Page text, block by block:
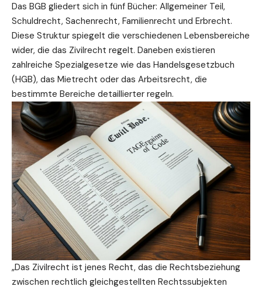
Das BGB gliedert sich in fünf Bücher: Allgemeiner Teil,
Schuldrecht, Sachenrecht, Familienrecht und Erbrecht.
Diese Struktur spiegelt die verschiedenen Lebensbereiche
wider, die das Zivilrecht regelt. Daneben existieren
zahlreiche Spezialgesetze wie das Handelsgesetzbuch
(HGB), das Mietrecht oder das Arbeitsrecht, die
bestimmte Bereiche detaillierter regeln.
„Das Zivilrecht ist jenes Recht, das die Rechtsbeziehung
zwischen rechtlich gleichgestellten Rechtssubjekten